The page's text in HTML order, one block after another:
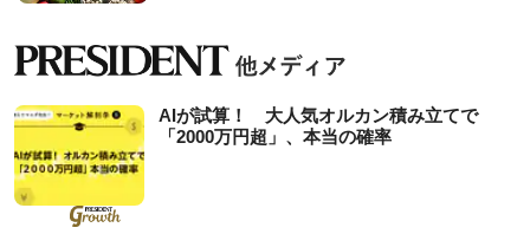
AIが試算！ 大人気オルカン積み立てで
「2000万円超」、本当の確率